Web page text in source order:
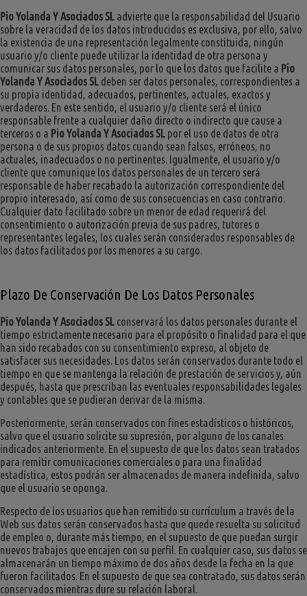
Pio Yolanda Y Asociados SL advierte que la responsabilidad del Usuario
sobre la veracidad de los datos introducidos es exclusiva, por ello, salvo
la existencia de una representación legalmente constituida, ningún
usuario y/o cliente puede utilizar la identidad de otra persona y
comunicar sus datos personales, por lo que los datos que facilite a Pio
Yolanda Y Asociados SL deben ser datos personales, correspondientes a
su propia identidad, adecuados, pertinentes, actuales, exactos y
verdaderos. En este sentido, el usuario y/o cliente será el único
responsable frente a cualquier daño directo o indirecto que cause a
terceros o a Pio Yolanda Y Asociados SL por el uso de datos de otra
persona o de sus propios datos cuando sean falsos, erróneos, no
actuales, inadecuados o no pertinentes. Igualmente, el usuario y/o
cliente que comunique los datos personales de un tercero será
responsable de haber recabado la autorización correspondiente del
propio interesado, así como de sus consecuencias en caso contrario.
Cualquier dato facilitado sobre un menor de edad requerirá del
consentimiento o autorización previa de sus padres, tutores o
representantes legales, los cuales serán considerados responsables de
los datos facilitados por los menores a su cargo.
Plazo De Conservación De Los Datos Personales
Pio Yolanda Y Asociados SL conservará los datos personales durante el
tiempo estrictamente necesario para el propósito o finalidad para el que
han sido recabados con su consentimiento expreso, al objeto de
satisfacer sus necesidades. Los datos serán conservados durante todo el
tiempo en que se mantenga la relación de prestación de servicios y, aún
después, hasta que prescriban las eventuales responsabilidades legales
y contables que se pudieran derivar de la misma.
Posteriormente, serán conservados con fines estadísticos o históricos,
salvo que el usuario solicite su supresión, por alguno de los canales
indicados anteriormente. En el supuesto de que los datos sean tratados
para remitir comunicaciones comerciales o para una finalidad
estadística, estos podrán ser almacenados de manera indefinida, salvo
que el usuario se oponga.
Respecto de los usuarios que han remitido su currículum a través de la
Web sus datos serán conservados hasta que quede resuelta su solicitud
de empleo o, durante más tiempo, en el supuesto de que puedan surgir
nuevos trabajos que encajen con su perfil. En cualquier caso, sus datos se
almacenarán un tiempo máximo de dos años desde la fecha en la que
fueron facilitados. En el supuesto de que sea contratado, sus datos serán
conservados mientras dure su relación laboral.